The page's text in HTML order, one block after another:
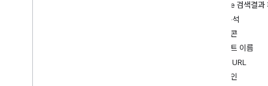
Google 검색결과
기여 분석
파비콘
사이트 이름
표시 URL
도메인